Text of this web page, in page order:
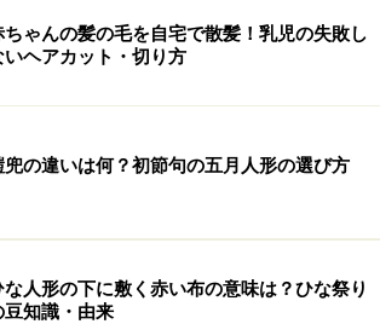
ちゃんの髪の毛を自宅で散髪！乳児の失敗し
いヘアカット・切り方
兜の違いは何？初節句の五月人形の選び方
な人形の下に敷く赤い布の意味は？ひな祭り
豆知識・由来